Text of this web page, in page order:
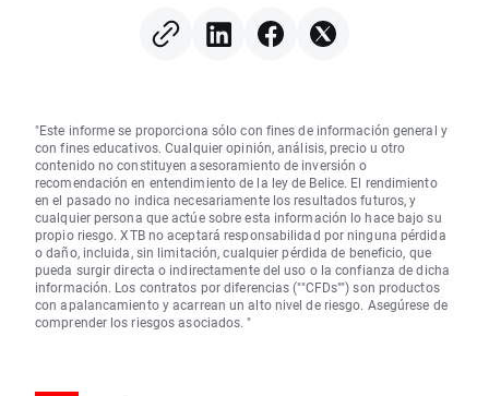
"Este informe se proporciona sólo con fines de información general y
con fines educativos. Cualquier opinión, análisis, precio u otro
contenido no constituyen asesoramiento de inversión o
recomendación en entendimiento de la ley de Belice. El rendimiento
en el pasado no indica necesariamente los resultados futuros, y
cualquier persona que actúe sobre esta información lo hace bajo su
propio riesgo. XTB no aceptará responsabilidad por ninguna pérdida
o daño, incluida, sin limitación, cualquier pérdida de beneficio, que
pueda surgir directa o indirectamente del uso o la confianza de dicha
información. Los contratos por diferencias (""CFDs"") son productos
con apalancamiento y acarrean un alto nivel de riesgo. Asegúrese de
comprender los riesgos asociados. "